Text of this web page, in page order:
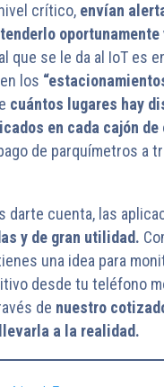
crítico, envían
que se le da al IoT es
los
cuántos lugares hay
en cada cajón
de parquímetros a
darte cuenta, las
y de gran utilidad.
una idea para
desde tu teléfono
de nuestro
a la realidad.